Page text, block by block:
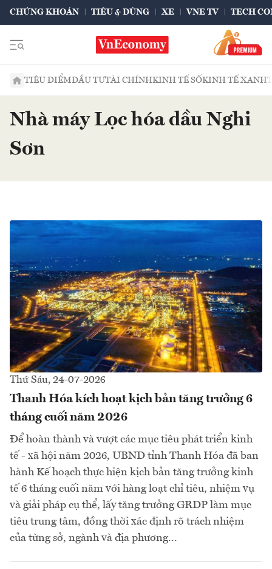
CHỨNG KHOÁN TIÊU & DÙNG XE VNE TV TECH
TIÊU ĐIỂMĐẦU TƯTÀI CHÍNHKINH TẾ SỐKINH TẾ XANH
Nhà máy Lọc hóa dầu Nghi
Sơn
Thứ Sáu, 24-07-2026
Thanh Hóa kích hoạt kịch bản tăng trưởng 6
tháng cuối năm 2026
Để hoàn thành và vượt các mục tiêu phát triển kinh
tế - xã hội năm 2026, UBND tỉnh Thanh Hóa đã ban
hành Kế hoạch thực hiện kịch bản tăng trưởng kinh
tế 6 tháng cuối năm với hàng loạt chỉ tiêu, nhiệm vụ
và giải pháp cụ thể, lấy tăng trưởng GRDP làm mục
tiêu trung tâm, đồng thời xác định rõ trách nhiệm
của từng sở, ngành và địa phương...